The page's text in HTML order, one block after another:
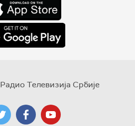
Радио Телевизија Србије